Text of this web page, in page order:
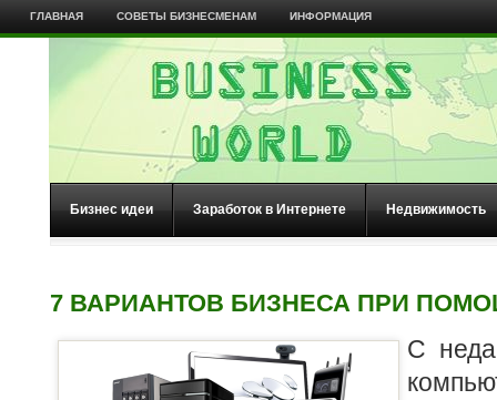
ГЛАВНАЯ СОВЕТЫ БИЗНЕСМЕНАМ ИНФОРМАЦИЯ
Бизнес идеи Заработок в Интернете Недвижимость
7 ВАРИАНТОВ БИЗНЕСА ПРИ
С